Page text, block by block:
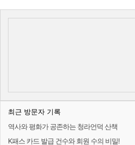
최근 방문자 기록
역사와 평화가 공존하는 청라언덕 산책
K패스 카드 발급 건수와 회원 수의 비밀!